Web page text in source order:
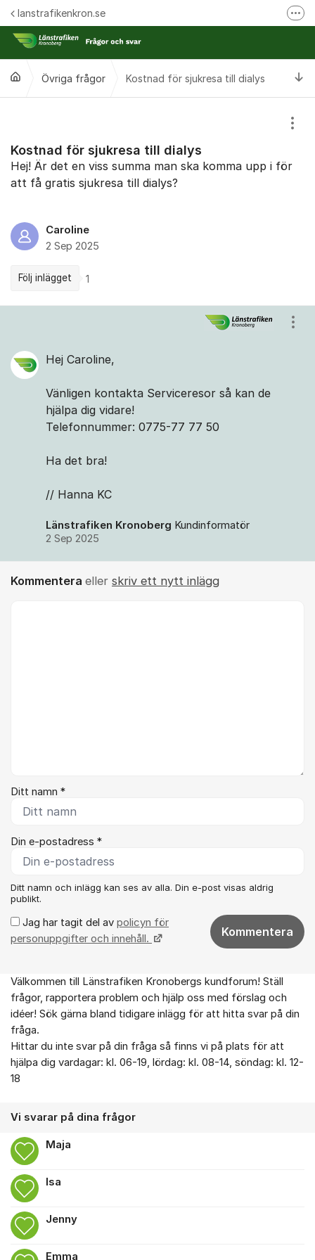
Hoppa till innehåll
lanstrafikenkron.se
Länstrafiken Kronobergs webbplats
Övriga frågor Kostnad för sjukresa till dialys
Kostnad för sjukresa till dialys
Hej! Är det en viss summa man ska komma upp i för
att få gratis sjukresa till dialys?
Caroline
2 Sep 2025
Följ inlägget 1
Hej Caroline,
Vänligen kontakta Serviceresor så kan de
hjälpa dig vidare!
Telefonnummer: 0775-77 77 50
Ha det bra!
// Hanna KC
Länstrafiken Kronoberg Kundinformatör
2 Sep 2025
Kommentera eller skriv ett nytt inlägg
Ditt namn *
Din e-postadress *
Ditt namn och inlägg kan ses av alla. Din e-post visas aldrig
publikt.
Jag har tagit del av policyn för
personuppgifter och innehåll.
Kommentera
Om forumet
Välkommen till Länstrafiken Kronobergs kundforum! Ställ
frågor, rapportera problem och hjälp oss med förslag och
idéer! Sök gärna bland tidigare inlägg för att hitta svar på din
fråga.
Hittar du inte svar på din fråga så finns vi på plats för att
hjälpa dig vardagar: kl. 06-19, lördag: kl. 08-14, söndag: kl. 12-
18
Vi svarar på dina frågor
Maja
Isa
Jenny
Emma